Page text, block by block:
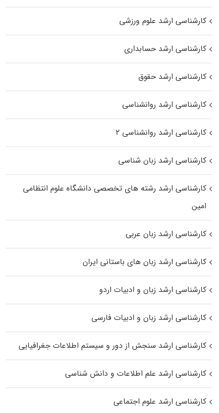
کارشناسی ارشد علوم ورزشی
کارشناسی ارشد حسابداری
کارشناسی ارشد حقوق
کارشناسی ارشد روانشناسی
کارشناسی ارشد روانشناسی ۲
کارشناسی ارشد زبان شناسی
کارشناسی ارشد رﺷﺘﻪ ﻫﺎی تخصصی داﻧﺸﮕﺎه ﻋﻠﻮم انتظامی
اﻣﻴﻦ
کارشناسی ارشد زبان عربی
کارشناسی ارشد زبان‌ های باستانی ایران
کارشناسی ارشد زبان و ادبیات اردو
کارشناسی ارشد زبان و ادبیات فارسی
کارشناسی ارشد سنجش از دور و سیستم اطلاعات جغرافیایی
کارشناسی ارشد علم اطلاعات و دانش شناسی
کارشناسی ارشد علوم اجتماعی